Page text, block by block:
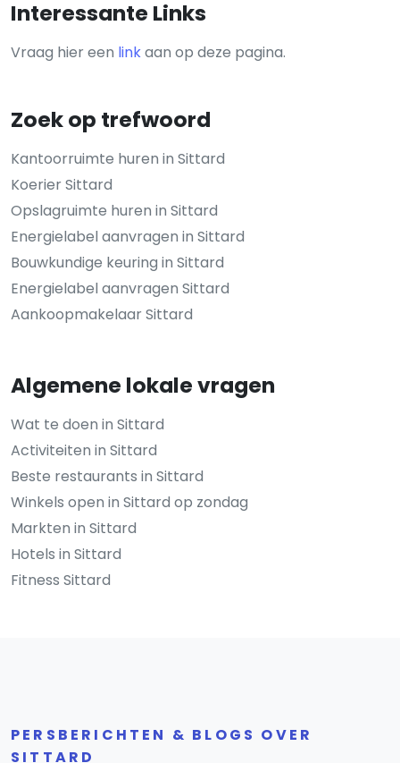
Interessante Links
Vraag hier een linkaan op deze pagina.
Zoek op trefwoord
Kantoorruimte huren in Sittard
Koerier Sittard
Opslagruimte huren in Sittard
Energielabel aanvragen in Sittard
Bouwkundige keuring in Sittard
Energielabel aanvragen Sittard
Aankoopmakelaar Sittard
Algemene lokale vragen
Wat te doen in Sittard
Activiteiten in Sittard
Beste restaurants in Sittard
Winkels open in Sittard op zondag
Markten in Sittard
Hotels in Sittard
Fitness Sittard
PERSBERICHTEN & BLOGS OVER
SITTARD